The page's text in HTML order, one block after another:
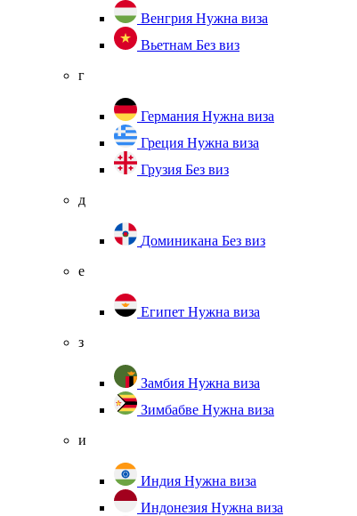
Венгрия Нужна виза
Вьетнам Без виз
г
Германия Нужна виза
Греция Нужна виза
Грузия Без виз
д
Доминикана Без виз
е
Египет Нужна виза
з
Замбия Нужна виза
Зимбабве Нужна виза
и
Индия Нужна виза
Индонезия Нужна виза